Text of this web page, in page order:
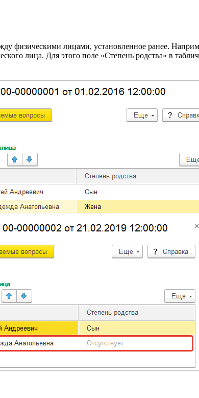
физическими лицами, установленное ранее.
лица. Для этого поле «Степень родства» в